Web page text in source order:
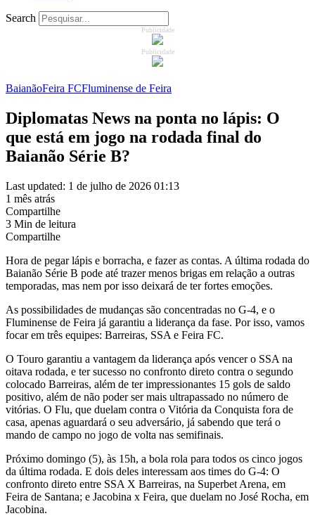
Search
Publicidade
Publicidade
BaianãoFeira FCFluminense de Feira
Diplomatas News na ponta no lápis: O
que está em jogo na rodada final do
Baianão Série B?
Last updated: 1 de julho de 2026 01:13
1 mês atrás
Compartilhe
3 Min de leitura
Compartilhe
Hora de pegar lápis e borracha, e fazer as contas. A última rodada do
Baianão Série B pode até trazer menos brigas em relação a outras
temporadas, mas nem por isso deixará de ter fortes emoções.
As possibilidades de mudanças são concentradas no G-4, e o
Fluminense de Feira já garantiu a liderança da fase. Por isso, vamos
focar em três equipes: Barreiras, SSA e Feira FC.
O Touro garantiu a vantagem da liderança após vencer o SSA na
oitava rodada, e ter sucesso no confronto direto contra o segundo
colocado Barreiras, além de ter impressionantes 15 gols de saldo
positivo, além de não poder ser mais ultrapassado no número de
vitórias. O Flu, que duelam contra o Vitória da Conquista fora de
casa, apenas aguardará o seu adversário, já sabendo que terá o
mando de campo no jogo de volta nas semifinais.
Próximo domingo (5), às 15h, a bola rola para todos os cinco jogos
da última rodada. E dois deles interessam aos times do G-4: O
confronto direto entre SSA X Barreiras, na Superbet Arena, em
Feira de Santana; e Jacobina x Feira, que duelam no José Rocha, em
Jacobina.